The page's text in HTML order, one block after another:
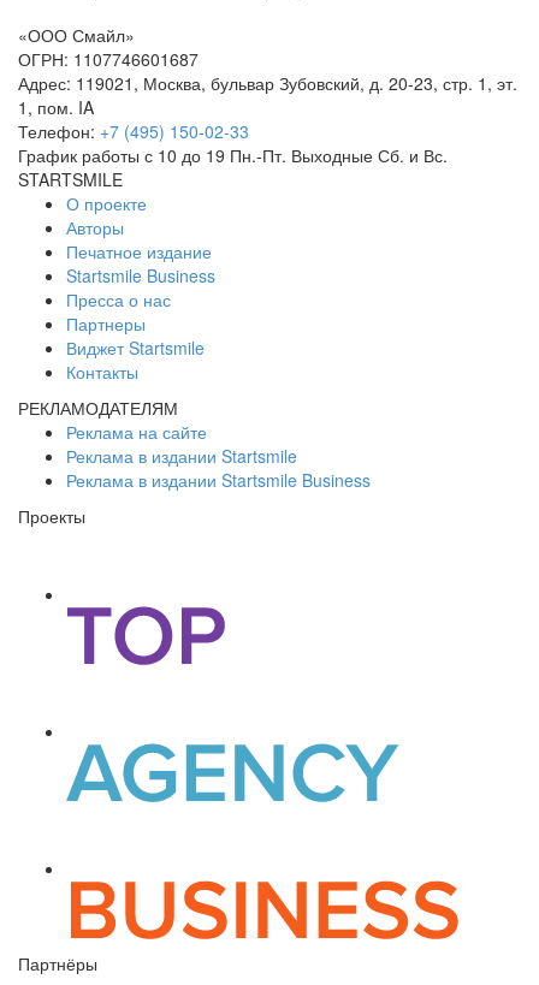
«ООО Смайл»
ОГРН: 1107746601687
Адрес: 119021 , Москва, бульвар Зубовский, д. 20-23, стр. 1, эт.
1, пом. IA
Телефон: +7 (495) 150-02-33
График работы с 10 до 19 Пн.-Пт. Выходные Сб. и Вс.
STARTSMILE
О проекте
Авторы
Печатное издание
Startsmile Business
Пресса о нас
Партнеры
Виджет Startsmile
Контакты
РЕКЛАМОДАТЕЛЯМ
Реклама на сайте
Реклама в издании Startsmile
Реклама в издании Startsmile Business
Проекты
Партнёры